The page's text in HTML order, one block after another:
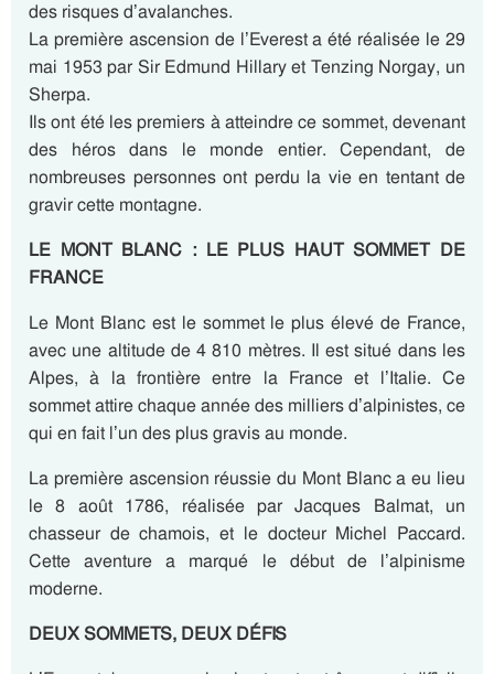
des risques d’avalanches.
La première ascension de l’Everest a été réalisée le 29
mai 1953 par Sir Edmund Hillary et Tenzing Norgay, un
Sherpa.
Ils ont été les premiers à atteindre ce sommet, devenant
des héros dans le monde entier. Cependant, de
nombreuses personnes ont perdu la vie en tentant de
gravir cette montagne.
LE MONT BLANC : LE PLUS HAUT SOMMET DE
FRANCE
Le Mont Blanc est le sommet le plus élevé de France,
avec une altitude de 4 810 mètres. Il est situé dans les
Alpes, à la frontière entre la France et l’Italie. Ce
sommet attire chaque année des milliers d’alpinistes, ce
qui en fait l’un des plus gravis au monde.
La première ascension réussie du Mont Blanc a eu lieu
le 8 août 1786, réalisée par Jacques Balmat, un
chasseur de chamois, et le docteur Michel Paccard.
Cette aventure a marqué le début de l’alpinisme
moderne.
DEUX SOMMETS, DEUX DÉFIS